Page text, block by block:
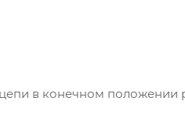
в конечном положении